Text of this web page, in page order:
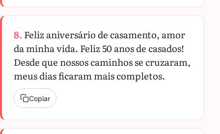
8. Feliz aniversário de casamento, amor
da minha vida. Feliz 50 anos de casados!
Desde que nossos caminhos se cruzaram,
meus dias ficaram mais completos.
Copiar